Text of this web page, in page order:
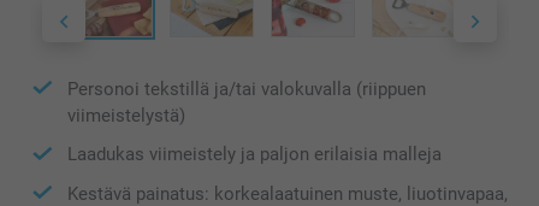
Personoi tekstillä ja/tai valokuvalla (riippuen
viimeistelystä)
Laadukas viimeistely ja paljon erilaisia malleja
Kestävä painatus: korkealaatuinen muste, liuotinvapaa,